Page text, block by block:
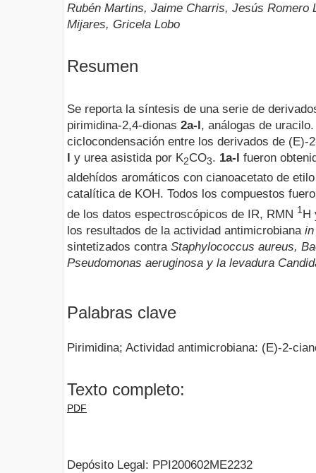
Rubén Martins, Jaime Charris, Jesús Romero
Mijares, Gricela Lobo
Resumen
Se reporta la síntesis de una serie de
pirimidina-2,4-dionas 2a-l, análogas de
ciclocondensación entre los derivados de
l y urea asistida por K2CO3. 1a-l fueron
aldehídos aromáticos con cianoacetato de
catalítica de KOH. Todos los compuestos
de los datos espectroscópicos de IR, RMN 1H
los resultados de la actividad antimicrobiana
sintetizados contra Staphylococcus aureus,
Pseudomonas aeruginosa y la levadura
Palabras clave
Pirimidina; Actividad antimicrobiana: (E)-2-
Texto completo:
PDF
Depósito Legal: PPI200602ME2232